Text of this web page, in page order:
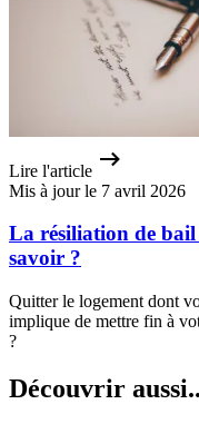
Lire l'article
Mis à jour le 7 avril 2026
La résiliation de
savoir ?
Quitter le logement dont
implique de mettre fin à
?
Découvrir